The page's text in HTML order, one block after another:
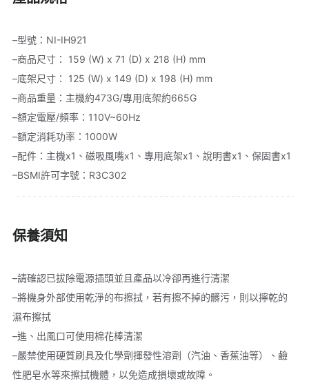
▌兩段式大風量設計ｘ冷熱風雙溫切
換，依照需求吹髮和塑型！
延伸閱讀｜任何髮質適用、輕鬆吹出秀髮天使光的吹風機選購推薦
▌附贈NICONICO負離子吹風機(NI-
IH921)專用腳架，騰出雙手讓裝扮更效
率、更省時！
–型號：NI-IH921
–商品尺寸： 159 (W) x 71 (D) x 218 (H) mm
–底架尺寸： 125 (W) x 149 (D) x 198 (H) mm
–商品重量：主機約473G/專用底架約665G
–額定電壓/頻率：110V~60Hz
–額定消耗功率：1000W
–配件：主機x1、磁吸風嘴x1、專用底架x1、說明書x1、保固書x1
–BSMI許可字號：R3C302
保養須知
–請確認已拔除電源插頭並且產品以冷卻再進行清潔
–將機身外部使用乾淨的布擦拭，若有擦不掉的髒污，則以擰乾的
濕布擦拭
–進、出風口可使用棉花棒清潔
–嚴禁使用硬質刷具及化學劑揮發性溶劑（汽油、香蕉油等）、鹼
性肥皂水等來擦拭機體，以免造成損壞或故障。